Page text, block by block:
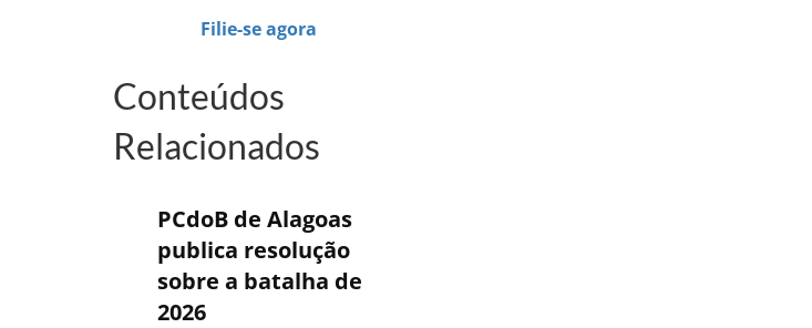
Filie-se agora
Conteúdos
Relacionados
PCdoB de Alagoas
publica resolução
sobre a batalha de
2026